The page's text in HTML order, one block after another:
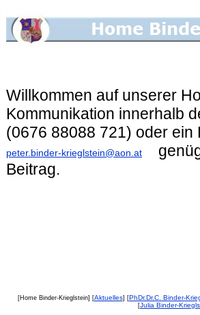
Willkommen auf unserer
Kommunikation innerhalb
(0676 88088 721) oder ein
peter.binder-krieglstein@aon.at
Beitrag.
[Home Binder-Krieglstein] [Aktuelles] [PhDr.Dr.C. Binder-
[Julia Binder-